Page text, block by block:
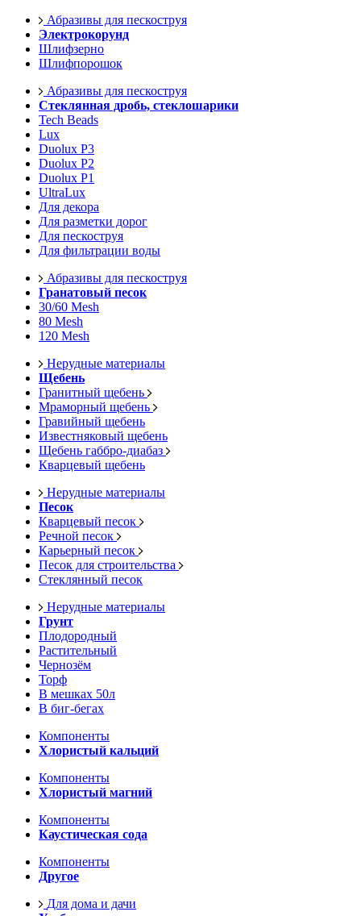
Абразивы для пескоструя
Электрокорунд
Шлифзерно
Шлифпорошок
Абразивы для пескоструя
Стеклянная дробь, стеклошарики
Tech Beads
Lux
Duolux P3
Duolux P2
Duolux P1
UltraLux
Для декора
Для разметки дорог
Для пескоструя
Для фильтрации воды
Абразивы для пескоструя
Гранатовый песок
30/60 Mesh
80 Mesh
120 Mesh
Нерудные материалы
Щебень
Гранитный щебень
Мраморный щебень
Гравийный щебень
Известняковый щебень
Щебень габбро-диабаз
Кварцевый щебень
Нерудные материалы
Песок
Кварцевый песок
Речной песок
Карьерный песок
Песок для строительства
Стеклянный песок
Нерудные материалы
Грунт
Плодородный
Растительный
Чернозём
Торф
В мешках 50л
В биг-бегах
Компоненты
Хлористый кальций
Компоненты
Хлористый магний
Компоненты
Каустическая сода
Компоненты
Другое
Для дома и дачи